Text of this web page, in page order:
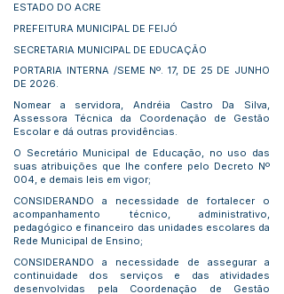
ESTADO DO ACRE
PREFEITURA MUNICIPAL DE FEIJÓ
SECRETARIA MUNICIPAL DE EDUCAÇÃO
PORTARIA INTERNA /SEME Nº. 17, DE 25 DE JUNHO
DE 2026.
Nomear a servidora, Andréia Castro Da Silva,
Assessora Técnica da Coordenação de Gestão
Escolar e dá outras providências.
O Secretário Municipal de Educação, no uso das
suas atribuições que lhe confere pelo Decreto Nº
004, e demais leis em vigor;
CONSIDERANDO a necessidade de fortalecer o
acompanhamento técnico, administrativo,
pedagógico e financeiro das unidades escolares da
Rede Municipal de Ensino;
CONSIDERANDO a necessidade de assegurar a
continuidade dos serviços e das atividades
desenvolvidas pela Coordenação de Gestão